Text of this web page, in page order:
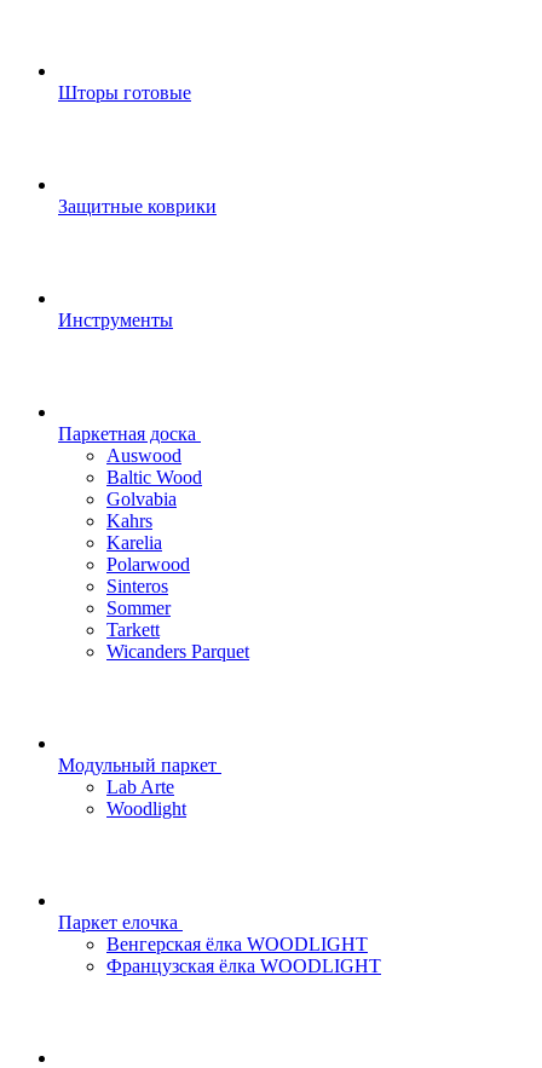
Шторы готовые
Защитные коврики
Инструменты
Паркетная доска
Auswood
Baltic Wood
Golvabia
Kahrs
Karelia
Polarwood
Sinteros
Sommer
Tarkett
Wicanders Parquet
Модульный паркет
Lab Arte
Woodlight
Паркет елочка
Венгерская ёлка WOODLIGHT
Французская ёлка WOODLIGHT